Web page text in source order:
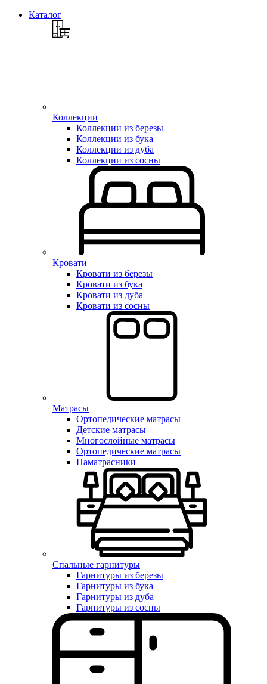
Каталог
Коллекции
Коллекции из березы
Коллекции из бука
Коллекции из дуба
Коллекции из сосны
Кровати
Кровати из березы
Кровати из бука
Кровати из дуба
Кровати из сосны
Матрасы
Ортопедические матрасы
Детские матрасы
Многослойные матрасы
Ортопедические матрасы
Наматрасники
Спальные гарнитуры
Гарнитуры из березы
Гарнитуры из бука
Гарнитуры из дуба
Гарнитуры из сосны